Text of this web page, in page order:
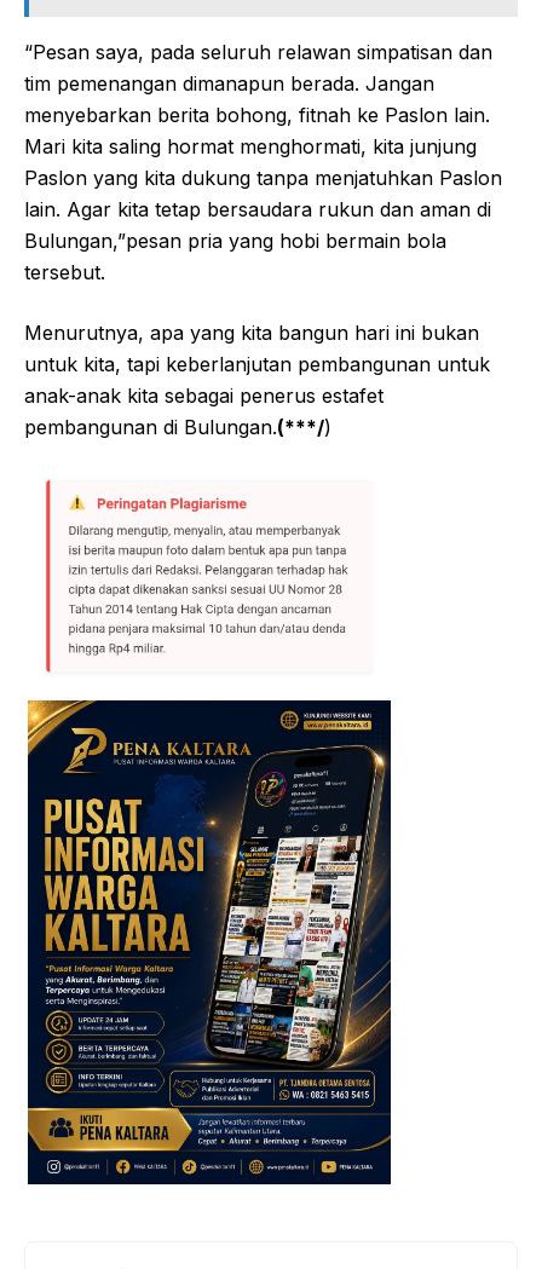
“Pesan saya, pada seluruh relawan simpatisan dan
tim pemenangan dimanapun berada. Jangan
menyebarkan berita bohong, fitnah ke Paslon lain.
Mari kita saling hormat menghormati, kita junjung
Paslon yang kita dukung tanpa menjatuhkan Paslon
lain. Agar kita tetap bersaudara rukun dan aman di
Bulungan,”pesan pria yang hobi bermain bola
tersebut.
Menurutnya, apa yang kita bangun hari ini bukan
untuk kita, tapi keberlanjutan pembangunan untuk
anak-anak kita sebagai penerus estafet
pembangunan di Bulungan.(***/)